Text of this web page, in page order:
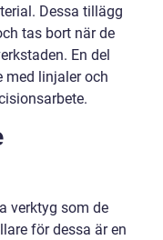
Dessa tillägg
tas bort när de
En del
med linjaler och
verktyg som de
för dessa är en